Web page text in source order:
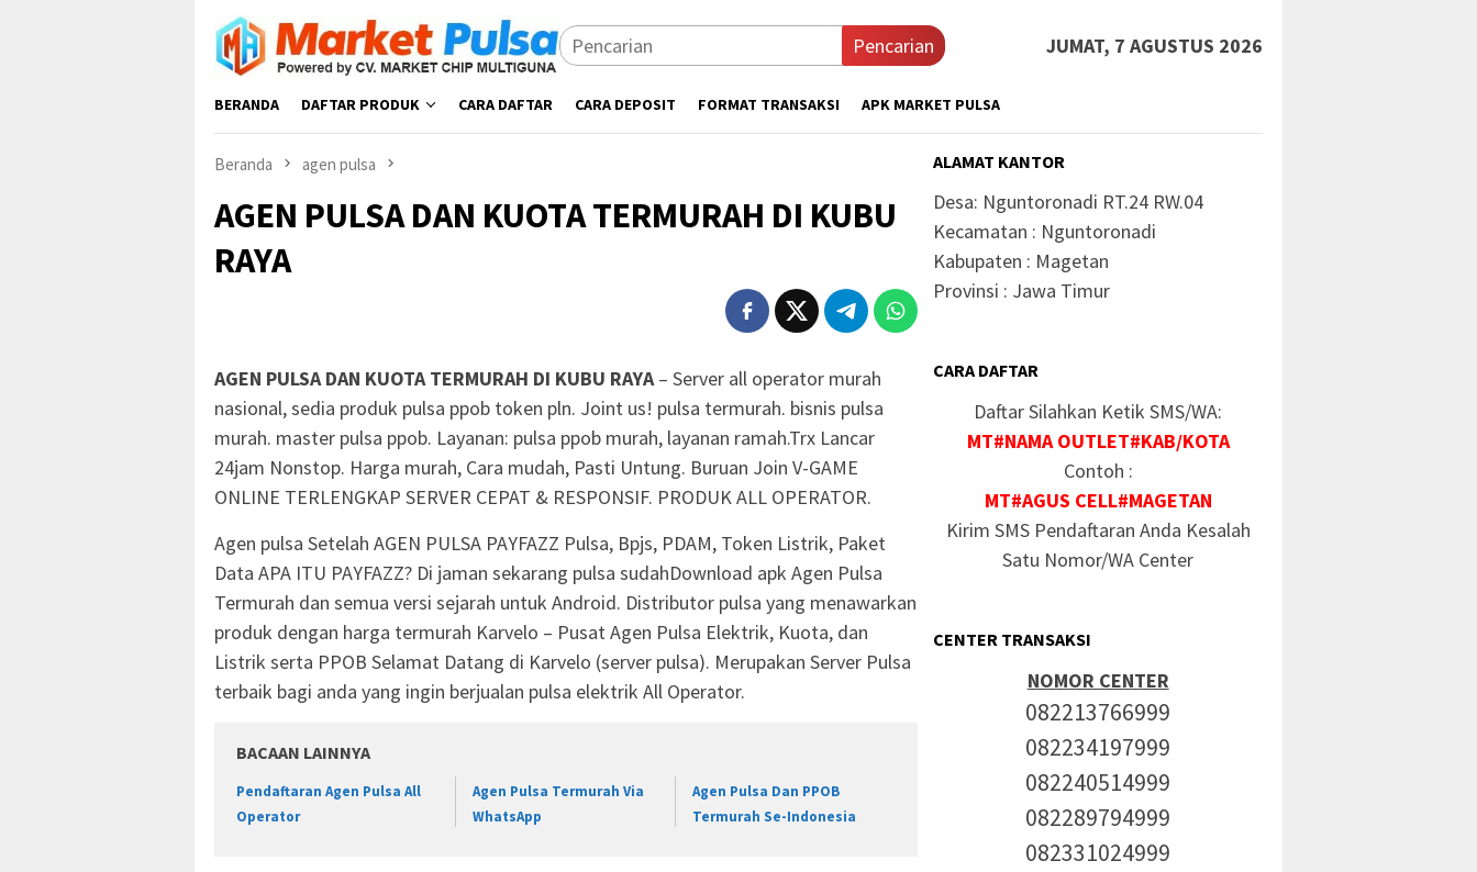
Loncat
konten
Pencarian JUMAT, 7 AGUSTUS 2026
BERANDA DAFTAR PRODUK CARA DAFTAR CARA DEPOSIT FORMAT TRANSAKSI APK MARKET PULSA
Beranda agen pulsa
AGEN PULSA DAN KUOTA TERMURAH DI KUBU
RAYA
AGEN PULSA DAN KUOTA TERMURAH DI KUBU RAYA– Server all operator murah
nasional, sedia produk pulsa ppob token pln. Joint us! pulsa termurah. bisnis pulsa
murah. master pulsa ppob. Layanan: pulsa ppob murah, layanan ramah.Trx Lancar
24jam Nonstop. Harga murah, Cara mudah, Pasti Untung. Buruan Join V-GAME
ONLINE TERLENGKAP SERVER CEPAT & RESPONSIF. PRODUK ALL OPERATOR.
Agen pulsa Setelah AGEN PULSA PAYFAZZ Pulsa, Bpjs, PDAM, Token Listrik, Paket
Data APA ITU PAYFAZZ? Di jaman sekarang pulsa sudahDownload apk Agen Pulsa
Termurah dan semua versi sejarah untuk Android. Distributor pulsa yang menawarkan
produk dengan harga termurah Karvelo – Pusat Agen Pulsa Elektrik, Kuota, dan
Listrik serta PPOB Selamat Datang di Karvelo (server pulsa). Merupakan Server Pulsa
terbaik bagi anda yang ingin berjualan pulsa elektrik All Operator.
BACAAN LAINNYA
Pendaftaran Agen Pulsa All
Operator
Agen Pulsa Termurah Via
WhatsApp
Agen Pulsa Dan PPOB
Termurah Se-Indonesia
ALAMAT KANTOR
Desa: Nguntoronadi RT.24 RW.04
Kecamatan : Nguntoronadi
Kabupaten : Magetan
Provinsi : Jawa Timur
CARA DAFTAR
Daftar Silahkan Ketik SMS/WA:
MT#NAMA OUTLET#KAB/KOTA
Contoh :
MT#AGUS CELL#MAGETAN
Kirim SMS Pendaftaran Anda Kesalah
Satu Nomor/WA Center
CENTER TRANSAKSI
NOMOR CENTER
082213766999
082234197999
082240514999
082289794999
082331024999